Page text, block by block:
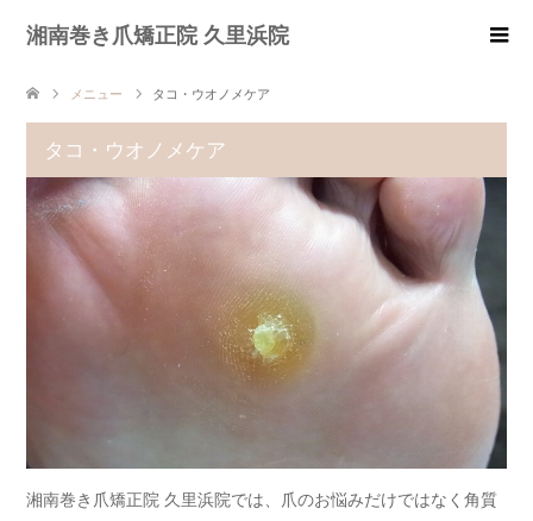
湘南巻き爪矯正院 久里浜院
メニュー タコ・ウオノメケア
タコ・ウオノメケア
湘南巻き爪矯正院 久里浜院では、爪のお悩みだけではなく角質